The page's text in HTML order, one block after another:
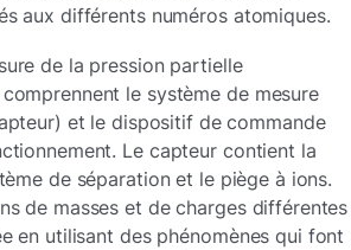
aux différents numéros atomiques.
de la pression partielle
le système de mesure
et le dispositif de commande
Le capteur contient la
de séparation et le piège à ions.
de masses et de charges différentes
en utilisant des phénomènes qui font